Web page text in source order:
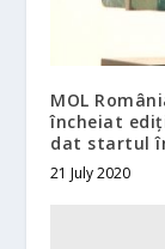
MOL
încheiat
dat startul
21 July 2020